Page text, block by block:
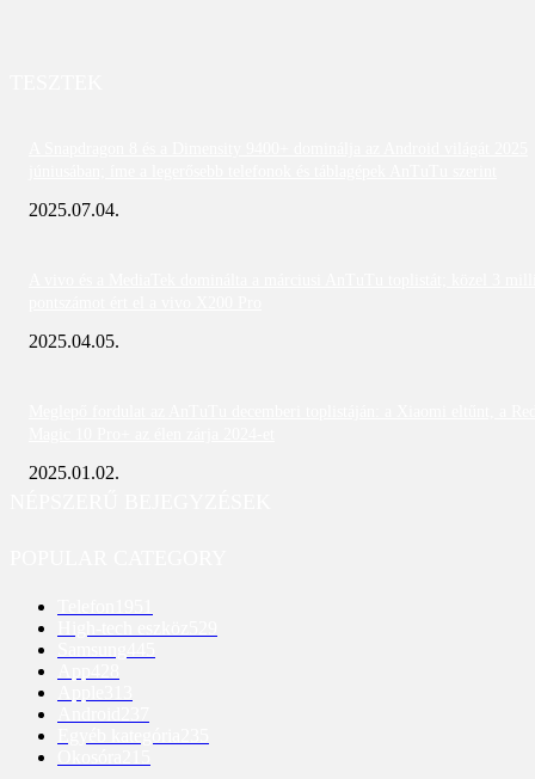
2025.07.04.
2025.04.05.
2025.01.02.